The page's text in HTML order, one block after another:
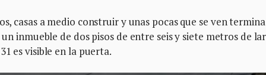
casas a medio construir y unas pocas que se ven
inmueble de dos pisos de entre seis y siete metros de
es visible en la puerta.